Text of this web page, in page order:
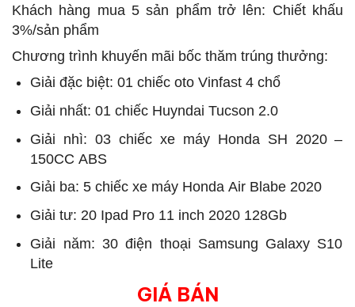
Khách hàng mua 5 sản phẩm trở lên: Chiết khấu
3%/sản phẩm
Chương trình khuyến mãi bốc thăm trúng thưởng:
Giải đặc biệt: 01 chiếc oto Vinfast 4 chổ
Giải nhất: 01 chiếc Huyndai Tucson 2.0
Giải nhì: 03 chiếc xe máy Honda SH 2020 –
150CC ABS
Giải ba: 5 chiếc xe máy Honda Air Blabe 2020
Giải tư: 20 Ipad Pro 11 inch 2020 128Gb
Giải năm: 30 điện thoại Samsung Galaxy S10
Lite
GIÁ BÁN